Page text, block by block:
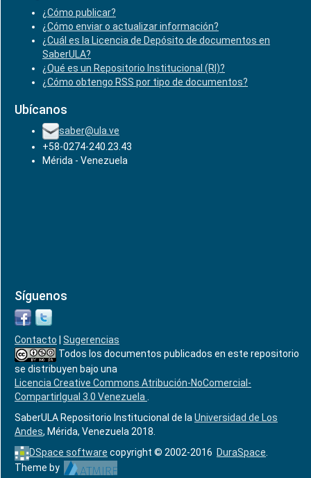
¿Cómo publicar?
¿Cómo enviar o actualizar información?
¿Cuál es la Licencia de Depósito de documentos en
SaberULA?
¿Qué es un Repositorio Institucional (RI)?
¿Cómo obtengo RSS por tipo de documentos?
Ubícanos
saber@ula.ve
+58-0274-240.23.43
Mérida - Venezuela
Síguenos
Contacto
Sugerencias
Todos los documentos publicados en este repositorio
se distribuyen bajo una
Licencia Creative Commons Atribución-NoComercial-
CompartirIgual 3.0 Venezuela
SaberULA Repositorio Institucional de la Universidad de Los
Andes, Mérida, Venezuela 2018.
DSpace software copyright © 2002-2016 DuraSpace
Theme by